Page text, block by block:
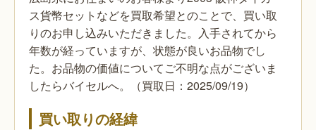
ス貨幣セットなどを買取希望とのことで、買い取
りのお申し込みいただきました。入手されてから
年数が経っていますが、状態が良いお品物でし
た。お品物の価値についてご不明な点がございま
したらバイセルへ。（買取日：2025/09/19）
買い取りの経緯